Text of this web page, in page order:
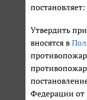
постановляет:
Утвердить
вносятся в
Федерации от